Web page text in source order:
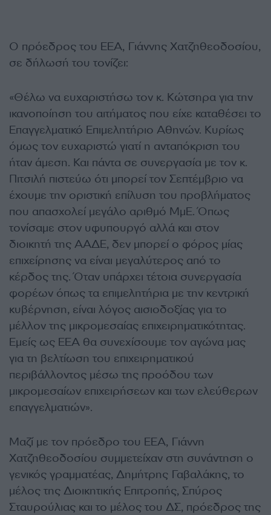
Ο πρόεδρος του ΕΕΑ, Γιάννης Χατζηθεοδοσίου,
σε δήλωσή του τονίζει:
«Θέλω να ευχαριστήσω τον κ. Κώτσηρα για την
ικανοποίηση του αιτήματος που είχε καταθέσει το
Επαγγελματικό Επιμελητήριο Αθηνών. Κυρίως
όμως τον ευχαριστώ γιατί η ανταπόκριση του
ήταν άμεση. Και πάντα σε συνεργασία με τον κ.
Πιτσιλή πιστεύω ότι μπορεί τον Σεπτέμβριο να
έχουμε την οριστική επίλυση του προβλήματος
που απασχολεί μεγάλο αριθμό ΜμΕ. Όπως
τονίσαμε στον υφυπουργό αλλά και στον
διοικητή της ΑΑΔΕ, δεν μπορεί ο φόρος μίας
επιχείρησης να είναι μεγαλύτερος από το
κέρδος της. Όταν υπάρχει τέτοια συνεργασία
φορέων όπως τα επιμελητήρια με την κεντρική
κυβέρνηση, είναι λόγος αισιοδοξίας για το
μέλλον της μικρομεσαίας επιχειρηματικότητας.
Εμείς ως ΕΕΑ θα συνεχίσουμε τον αγώνα μας
για τη βελτίωση του επιχειρηματικού
περιβάλλοντος μέσω της προόδου των
μικρομεσαίων επιχειρήσεων και των ελεύθερων
επαγγελματιών».
Μαζί με τον πρόεδρο του ΕΕΑ, Γιάννη
Χατζηθεοδοσίου συμμετείχαν στη συνάντηση ο
γενικός γραμματέας, Δημήτρης Γαβαλάκης, το
μέλος της Διοικητικής Επιτροπής, Σπύρος
Σταυρούλιας και το μέλος του ΔΣ, πρόεδρος της